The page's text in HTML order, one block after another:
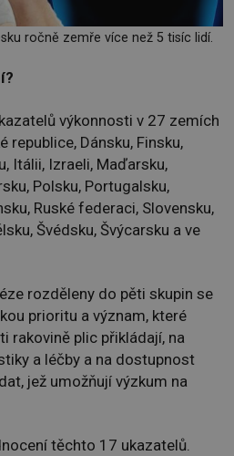
ročně zemře více než 5 tisíc lidí.
výkonnosti v 27 zemích
republice, Dánsku, Finsku,
Itálii, Izraeli, Maďarsku,
Polsku, Portugalsku,
Ruské federaci, Slovensku,
Švédsku, Švýcarsku a ve
rozděleny do pěti skupin se
prioritu a význam, které
rakovině plic přikládají, na
a léčby a na dostupnost
jež umožňují výzkum na
těchto 17 ukazatelů.